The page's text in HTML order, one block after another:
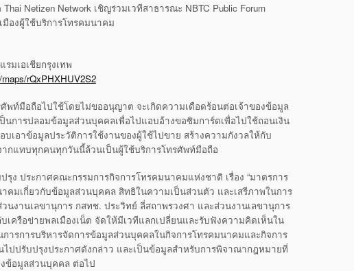
Netizen Network เชิญร่วมเวทีสาธารณะ NBTC Public Forum
มืองผู้ใช้บริการโทรคมนาคม
มเอเชียกรุงเทพ
rQxPHXHUV2S2
พท์มือถือไปใช้โดยไม่ขออนุญาต จะเกิดความเดือดร้อนต่อเจ้าของข้อมูล
การปลอมข้อมูลส่วนบุคคลเพื่อไปแอบอ้างขอซิมการ์ดเพื่อไปใช้ถอนเงิน
เอาข้อมูลประวัติการใช้งานของผู้ใช้ไปขาย สร้างความกังวลให้กับ
กแทบทุกคนทุกวันนี้ล้วนเป็นผู้ใช้บริการโทรศัพท์มือถือ
ง ประกาศคณะกรรมการกิจการโทรคมนาคมแห่งชาติ เรื่อง “มาตรการ
คมเกี่ยวกับข้อมูลส่วนบุคคล สิทธิในความเป็นส่วนตัว และเสรีภาพในการ
นงานเลขานุการ กสทช. ประวิทย์ ลี่สถาพรวงศา และส่วนงานเลขานุการ
ครือข่ายพลเมืองเน็ต จัดให้มีเวทีแลกเปลี่ยนและรับฟังความคิดเห็นใน
การการบริหารจัดการข้อมูลส่วนบุคคลในกิจการโทรคมนาคมและกิจการ
ปปรับปรุงประกาศดังกล่าว และเป็นข้อมูลสำหรับการพิจาณากฎหมายที่
ข้อมูลส่วนบุคคล ต่อไป